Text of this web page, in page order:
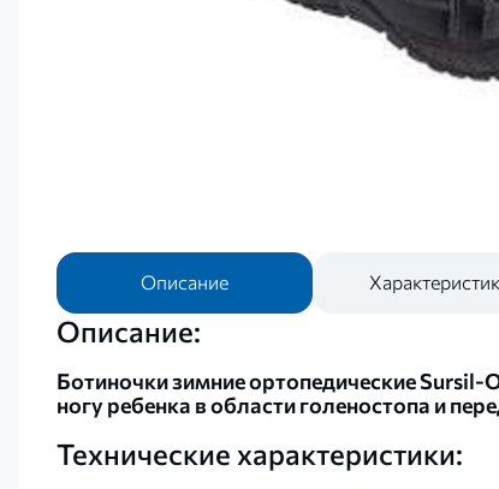
Описание
Описание:
Ботиночки зимние ортопедические
ногу ребенка в области голеностопа и
Технические характеристики: